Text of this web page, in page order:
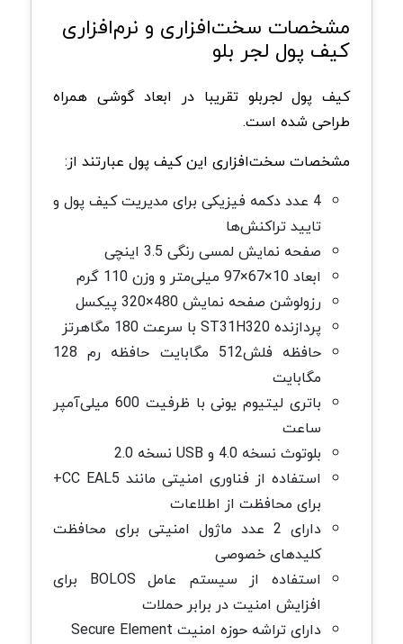
مشخصات سخت‌افزاری و نرم‌افزاری
کیف پول لجر بلو
کیف پول لجربلو تقریبا در ابعاد گوشی همراه
طراحی شده است.
مشخصات سخت‌افزاری این کیف پول عبارتند از:
4 عدد دکمه‌ فیزیکی برای مدیریت کیف پول و
تایید تراکنش‌ها
صفحه نمایش لمسی رنگی 3.5 اینچی
ابعاد 10×67×97 میلی‌متر و وزن 110 گرم
رزولوشن صفحه نمایش 480×320 پیکسل
پردازنده ST31H320 با سرعت 180 مگاهرتز
حافظه فلش512 مگابایت حافظه رم 128
مگابایت
باتری لیتیوم یونی با ظرفیت 600 میلی‌‌آمپر
ساعت
بلوتوث نسخه 4.0 و USB نسخه 2.0
استفاده از فناوری امنیتی مانند CC EAL5+
برای محافظت از اطلاعات
دارای 2 عدد ماژول امنیتی برای محافظت
کلیدهای خصوصی
استفاده از سیستم عامل BOLOS برای
افزایش امنیت در برابر حملات
دارای تراشه حوزه امنیت Secure Element